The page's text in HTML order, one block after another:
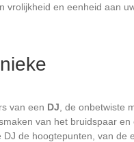
vrolijkheid en eenheid aan
van een DJ , de onbetwiste
van het bruidspaar en
de hoogtepunten, van de